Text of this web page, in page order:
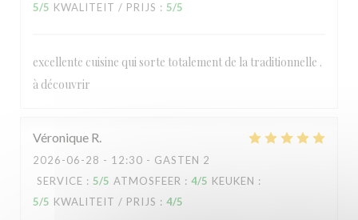
5/5 KWALITEIT / PRIJS : 5/5
excellente cuisine qui sorte totalement de la traditionnelle .
à découvrir
Véronique R
2026-06-28 - 12:30 - GASTEN 2
SERVICE : 5/5 ATMOSFEER : 4/5 KEUKEN :
5/5 KWALITEIT / PRIJS : 4/5